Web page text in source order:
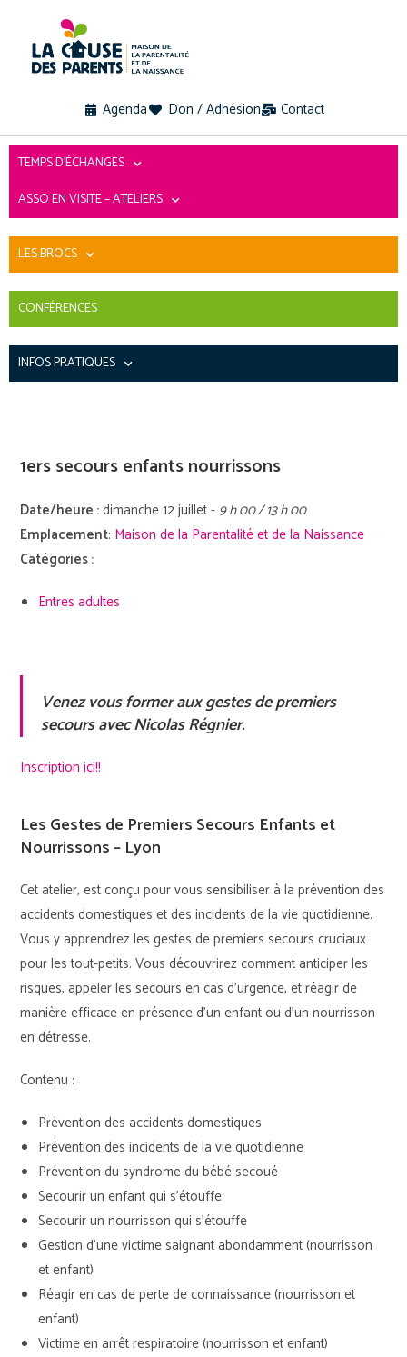
Agenda Don / Adhésion Contact
TEMPS D’ÉCHANGES
ASSO EN VISITE – ATELIERS
LES BROCS
CONFÉRENCES
INFOS PRATIQUES
1ers secours enfants nourrissons
Date/heure :dimanche 12 juillet - 9 h 00 / 13 h 00
Emplacement: Maison de la Parentalité et de la Naissance
Catégories :
Entres adultes
Venez vous former aux gestes de premiers
secours avec Nicolas Régnier.
Inscription ici!!
Les Gestes de Premiers Secours Enfants et
Nourrissons – Lyon
Cet atelier, est conçu pour vous sensibiliser à la prévention des
accidents domestiques et des incidents de la vie quotidienne.
Vous y apprendrez les gestes de premiers secours cruciaux
pour les tout-petits. Vous découvrirez comment anticiper les
risques, appeler les secours en cas d’urgence, et réagir de
manière efficace en présence d’un enfant ou d’un nourrisson
en détresse.
Contenu :
Prévention des accidents domestiques
Prévention des incidents de la vie quotidienne
Prévention du syndrome du bébé secoué
Secourir un enfant qui s’étouffe
Secourir un nourrisson qui s’étouffe
Gestion d’une victime saignant abondamment (nourrisson
et enfant)
Réagir en cas de perte de connaissance (nourrisson et
enfant)
Victime en arrêt respiratoire (nourrisson et enfant)